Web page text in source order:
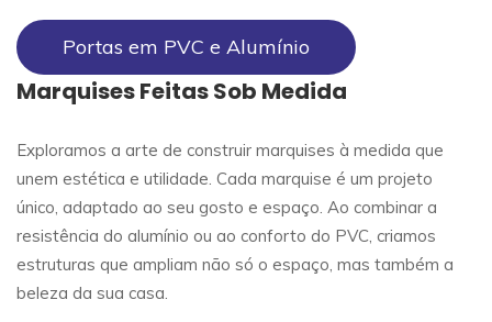
Portas em PVC e Alumínio
Marquises Feitas Sob Medida
Exploramos a arte de construir marquises à medida que
unem estética e utilidade. Cada marquise é um projeto
único, adaptado ao seu gosto e espaço. Ao combinar a
resistência do alumínio ou ao conforto do PVC, criamos
estruturas que ampliam não só o espaço, mas também a
beleza da sua casa.